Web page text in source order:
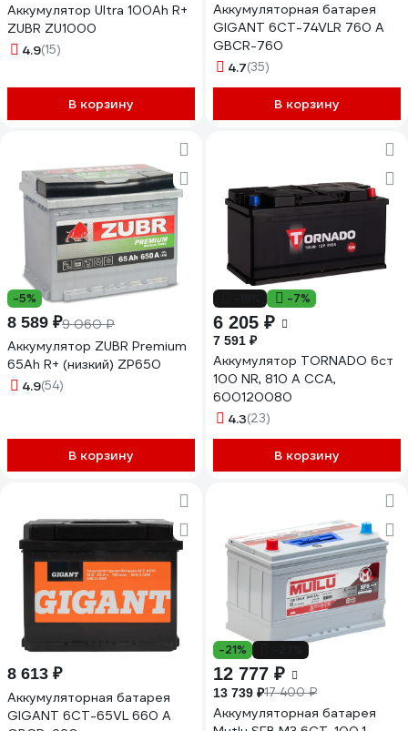
Аккумулятор Ultra 100Ah R+
ZUBR ZU1000
4.9(15)
В корзину
Аккумуляторная батарея
GIGANT 6СТ-74VLR 760 A
GBCR-760
4.7(35)
В корзину
-5%
8 589 ₽9 060 ₽
Аккумулятор ZUBR Premium
65Ah R+ (низкий) ZP650
4.9(54)
В корзину
-7%
6 205 ₽
7 591 ₽
Аккумулятор TORNADO 6ст
100 NR, 810 А CCA,
600120080
4.3(23)
В корзину
8 613 ₽
Аккумуляторная батарея
GIGANT 6СТ-65VL 660 A
-21%
12 777 ₽
13 739 ₽17 400 ₽
Аккумуляторная батарея